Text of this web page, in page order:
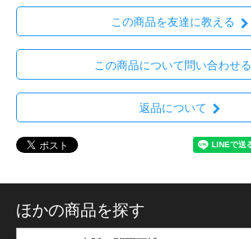
この商品を友達に教える
この商品について問い合わせる
返品について
ほかの商品を探す